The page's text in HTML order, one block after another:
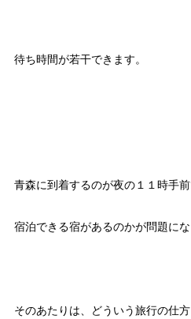
待ち時間が若干できます。
青森に到着するのが夜の１１時手前
宿泊できる宿があるのかが問題にな
そのあたりは、どういう旅行の仕